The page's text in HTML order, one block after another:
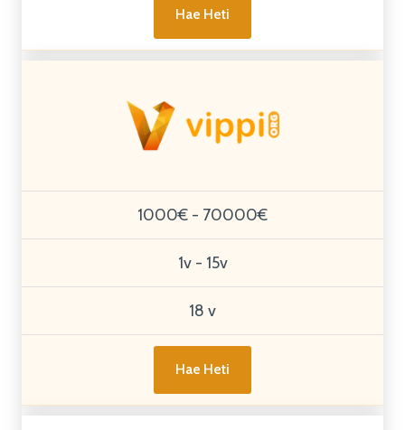
Hae Heti
1000€ - 70000€
1v - 15v
18 v
Hae Heti